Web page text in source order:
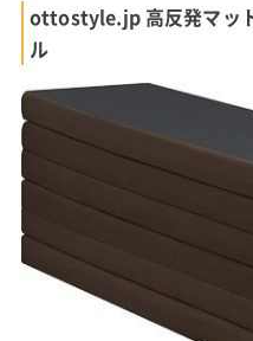
ottostyle.jp 高反発マッ
ル